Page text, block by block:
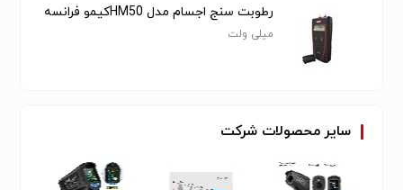
سایرمحصولات شرکت
رطوبت سنج اجسام مدل HM50کیمو فرانسه
میلی ولت